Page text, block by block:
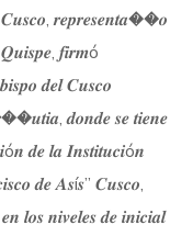
𝒓𝒆𝒑𝒓𝒆𝒔𝒆𝒏𝒕𝒂��𝒐
𝒇𝒊𝒓𝒎ó
𝒅𝒆𝒍 𝑪𝒖𝒔𝒄𝒐
𝒅𝒐𝒏𝒅𝒆 𝒔𝒆 𝒕𝒊𝒆𝒏𝒆
𝒅𝒆 𝒍𝒂 𝑰𝒏𝒔𝒕𝒊𝒕𝒖𝒄𝒊ó𝒏
𝒅𝒆 𝑨𝒔í𝒔” 𝑪𝒖𝒔𝒄𝒐,
𝒍𝒐𝒔 𝒏𝒊𝒗𝒆𝒍𝒆𝒔 𝒅𝒆 𝒊𝒏𝒊𝒄𝒊𝒂𝒍